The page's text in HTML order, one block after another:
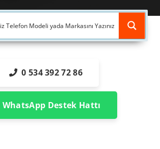
0 534 392 72 86
WhatsApp Destek Hattı